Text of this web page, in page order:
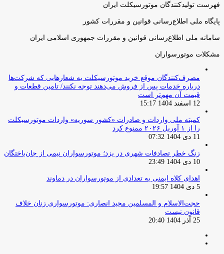
فهرست تولیدکنندگان موتورسیکلت ایران
پایگاه ملی اطلاع‌رسانی قوانین و مقررات کشور
سامانه ملی اطلاع‌رسانی قوانین و مقررات جمهوری اسلامی ایران
مشکلات موتورسواران
مصرف‌کنندگان موقع خرید موتورسیکلت به شعارهایی که شرکت‌ها
درباره خدمات پس از فروش می‌دهند توجه نکنند/ تامین قطعات و
قیمت آن مهم‌تر است
12 اسفند 1404 15:17
کمیته ملی واردات و صادرات «کشور سوریه» واردات موتورسیکلت
را از ۱ آوریل ۲۰۲۶ ممنوع کرد
11 دی 1404 07:32
زنگ خطر تصادفات شهری در یزد؛ موتورسواران نیمی از جان‌باختگان
10 دی 1404 23:49
اهدای کلاه ایمنی به تعدادی از موتورسواران در دماوند
5 دی 1404 19:57
حجت‌الاسلام و المسلمین مجید انصاری: موتورسواری زنان خلاف
قانون نیست
25 آذر 1404 20:40